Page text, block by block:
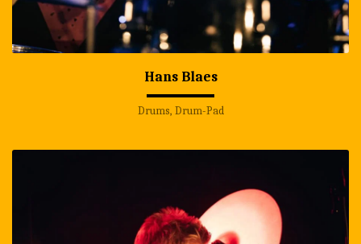
Hans Blaes
Drums, Drum-Pad